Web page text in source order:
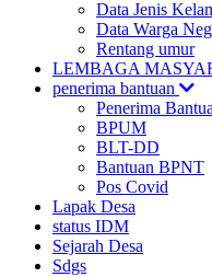
Data Jenis
Data Warga
Rentang umur
LEMBAGA
penerima bantuan
Penerima
BPUM
BLT-DD
Bantuan BPNT
Pos Covid
Lapak Desa
status IDM
Sejarah Desa
Sdgs